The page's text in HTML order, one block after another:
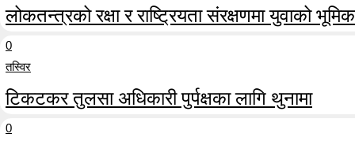
लोकतन्त्रको रक्षा र राष्ट्रियता संरक्षणमा युवाको
0
तस्विर
टिकटकर तुलसा अधिकारी पुर्पक्षका लागि थुनामा
0